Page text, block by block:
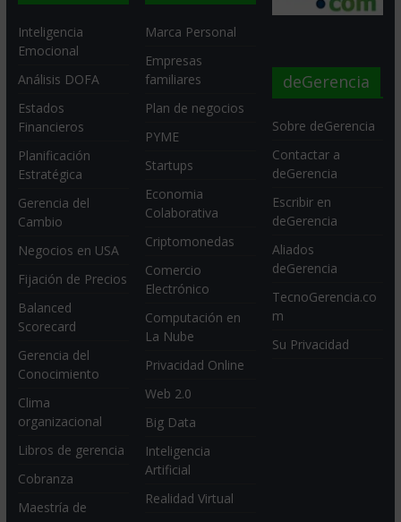
Inteligencia
Emocional
Análisis DOFA
Estados
Financieros
Planificación
Estratégica
Gerencia del
Cambio
Negocios en USA
Fijación de Precios
Balanced
Scorecard
Gerencia del
Conocimiento
Clima
organizacional
Libros de gerencia
Cobranza
Maestría de
Marca Personal
Empresas
familiares
Plan de negocios
PYME
Startups
Economia
Colaborativa
Criptomonedas
Comercio
Electrónico
Computación en
La Nube
Privacidad Online
Web 2.0
Big Data
Inteligencia
Artificial
Realidad Virtual
deGerencia
Sobre deGerencia
Contactar a
deGerencia
Escribir en
deGerencia
Aliados
deGerencia
TecnoGerencia.co
m
Su Privacidad